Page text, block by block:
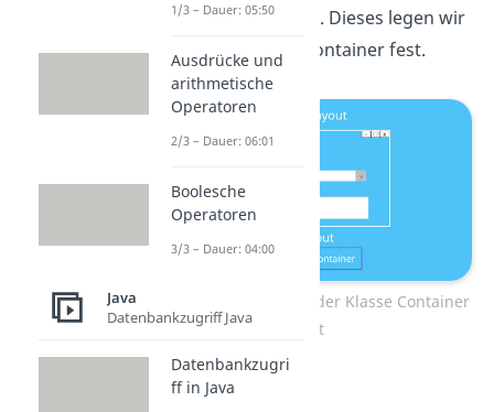
sogenanntes Layout. Dieses legen wir
mittels der Klasse Container fest.
Layouts legen wir mit der Klasse Container
fest
1/3 – Dauer: 05:50
Ausdrücke und
arithmetische
Operatoren
2/3 – Dauer: 06:01
Boolesche
Operatoren
3/3 – Dauer: 04:00
Java
Datenbankzugriff Java
Datenbankzugri
ff in Java